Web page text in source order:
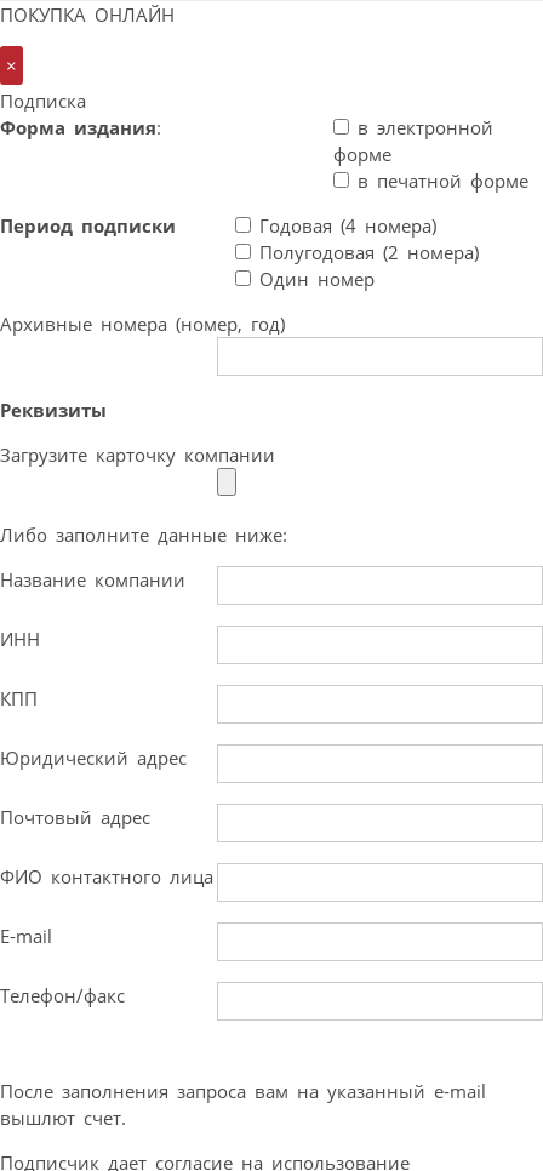
ПОКУПКА ОНЛАЙН
×
Подписка
Форма издания:
в электронной
форме
в печатной форме
Период подписки
Годовая (4 номера)
Полугодовая (2 номера)
Один номер
Архивные номера (номер, год)
Реквизиты
Загрузите карточку компании
Либо заполните данные ниже:
Название компании
ИНН
КПП
Юридический адрес
Почтовый адрес
ФИО контактного лица
E-mail
Телефон/факс
После заполнения запроса вам на указанный e-mail
вышлют счет.
Подписчик дает согласие на использование